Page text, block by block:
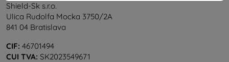
Shield-Sk s.r.o.
Ulica Rudolfa Mocka 3750/2A
841 04 Bratislava
CIF: 46701494
CUI TVA: SK2023549671